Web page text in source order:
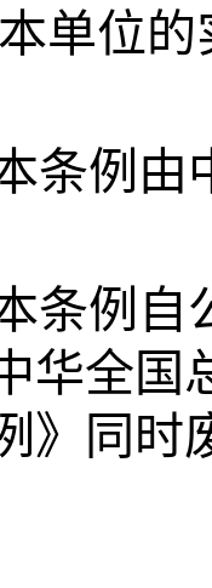
单位
条例由
条例自
华全国
》同时